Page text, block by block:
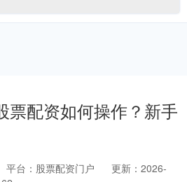
票配资如何操作？新手
平台：股票配资门户
更新：2026-